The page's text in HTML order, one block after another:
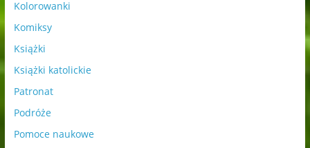
Kolorowanki
Komiksy
Książki
Książki katolickie
Patronat
Podróże
Pomoce naukowe